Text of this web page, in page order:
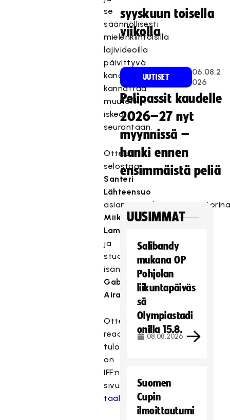
se
säännöllisesti
mielenkiintoisilla
lajivideoilla
päivittyvä
kanava
kannattaa
muutenkin
iskeä
seurantaan.
Ottelut
selostaa
Santeri
Lähteensuo
Miikka
Lamu
ja
studiota
isännöi
Gabriel
Airaksinen.
Otteluiden
reaaliaikainen
tulospalvelu
on
IFF:n
sivulla
täällä
syyskuun toisella
viikolla
UUTISET
06.08.2
026
Pelipassit kaudelle
2026–27 nyt
myynnissä –
hanki ennen
ensimmäistä peliä
UUSIMMAT
Salibandy
mukana OP
Pohjolan
liikuntapäiväs
sä
Olympiastadi
onilla 15.8.
08.08.2026
Suomen
Cupin
ilmoittautumi